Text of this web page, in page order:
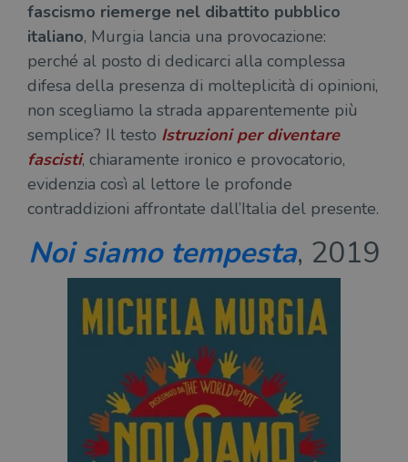
fascismo riemerge nel dibattito pubblico
italiano, Murgia lancia una provocazione:
perché al posto di dedicarci alla complessa
difesa della presenza di molteplicità di opinioni,
non scegliamo la strada apparentemente più
semplice? Il testo Istruzioni per diventare
fascisti, chiaramente ironico e provocatorio,
evidenzia così al lettore le profonde
contraddizioni affrontate dall’Italia del presente.
Noi siamo tempesta, 2019